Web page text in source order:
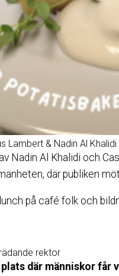
Lambert & Nadin Al Khalidi
Nadin Al Khalidi och
där publiken
på café folk och
rektor
där människor